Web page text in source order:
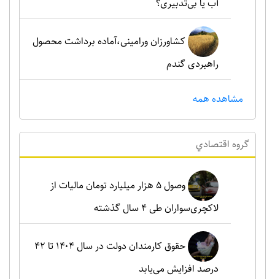
آب یا بی‌تدبیری؟
کشاورزان ورامینی،آماده برداشت محصول
راهبردی گندم
مشاهده همه
گروه اقتصادي
وصول ۵ هزار میلیارد تومان مالیات از
لاکچری‌سواران طی ۴ سال گذشته
حقوق کارمندان دولت در سال ۱۴۰۴ تا ۴۲
درصد افزایش می‌یابد